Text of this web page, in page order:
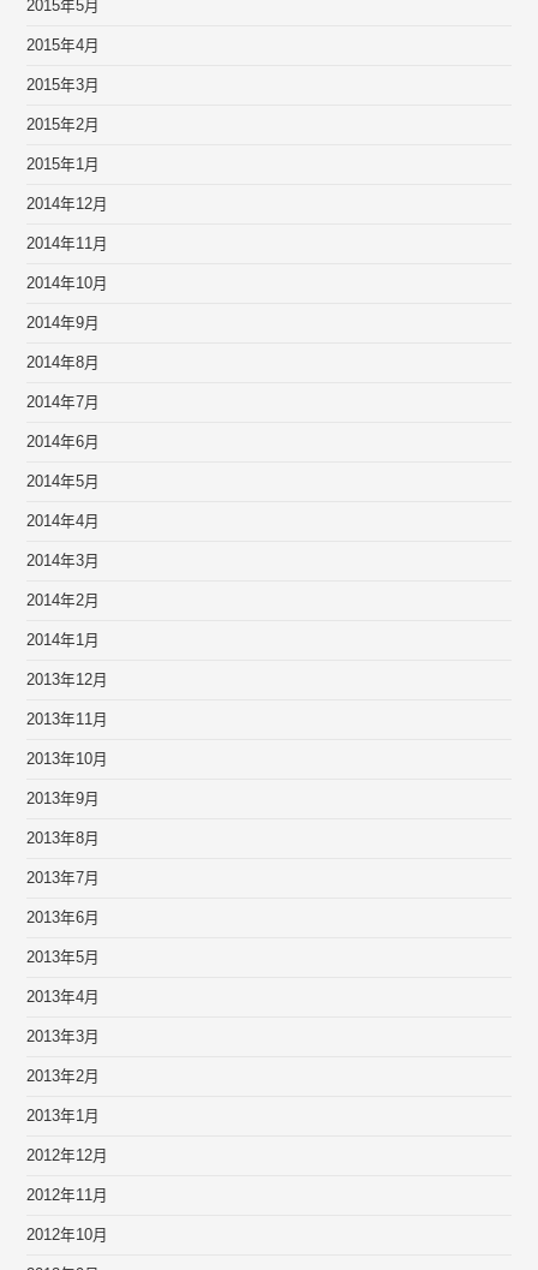
2015年5月
2015年4月
2015年3月
2015年2月
2015年1月
2014年12月
2014年11月
2014年10月
2014年9月
2014年8月
2014年7月
2014年6月
2014年5月
2014年4月
2014年3月
2014年2月
2014年1月
2013年12月
2013年11月
2013年10月
2013年9月
2013年8月
2013年7月
2013年6月
2013年5月
2013年4月
2013年3月
2013年2月
2013年1月
2012年12月
2012年11月
2012年10月